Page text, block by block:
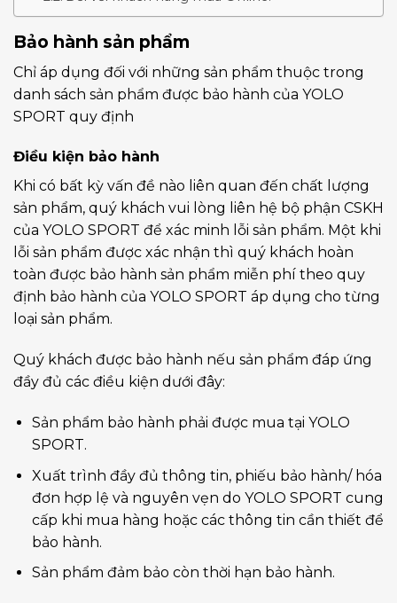
Bảo hành sản phẩm
Chỉ áp dụng đối với những sản phẩm thuộc trong
danh sách sản phẩm được bảo hành của YOLO
SPORT quy định
Điều kiện bảo hành
Khi có bất kỳ vấn đề nào liên quan đến chất lượng
sản phẩm, quý khách vui lòng liên hệ bộ phận CSKH
của YOLO SPORT để xác minh lỗi sản phẩm. Một khi
lỗi sản phẩm được xác nhận thì quý khách hoàn
toàn được bảo hành sản phẩm miễn phí theo quy
định bảo hành của YOLO SPORT áp dụng cho từng
loại sản phẩm.
Quý khách được bảo hành nếu sản phẩm đáp ứng
đầy đủ các điều kiện dưới đây:
Sản phẩm bảo hành phải được mua tại YOLO
SPORT.
Xuất trình đầy đủ thông tin, phiếu bảo hành/ hóa
đơn hợp lệ và nguyên vẹn do YOLO SPORT cung
cấp khi mua hàng hoặc các thông tin cần thiết để
bảo hành.
Sản phẩm đảm bảo còn thời hạn bảo hành.